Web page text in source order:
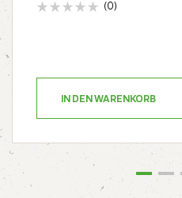
(0)
IN DEN WARENKORB